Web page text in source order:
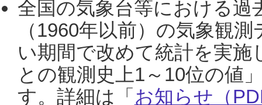
全国の気象台等における過
（1960年以前）の気象観
い期間で改めて統計を実
との観測史上1～10位の値
す。詳細は「 お知らせ（